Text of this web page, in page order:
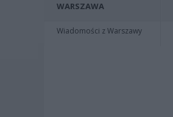
WARSZAWA
Wiadomości z Warszawy